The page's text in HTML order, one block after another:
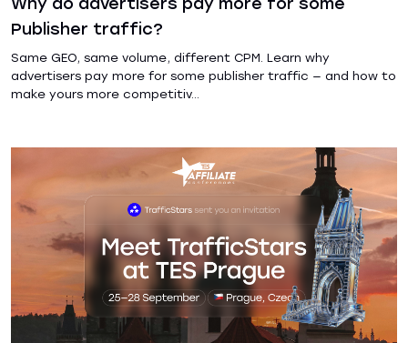
Publisher traffic?
Same GEO, same volume, different CPM. Learn why
advertisers pay more for some publisher traffic — and how to
make yours more competitiv...